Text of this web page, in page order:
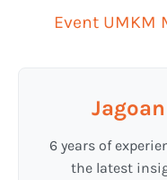
Event UMKM
6 years of
the latest